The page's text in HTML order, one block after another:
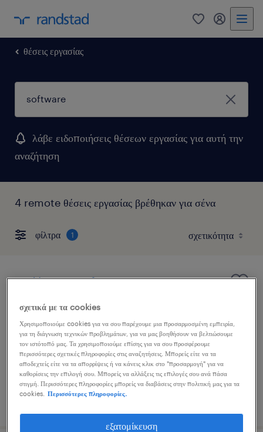
0 my
θέσεις εργασίας
λάβε ειδοποιήσεις θέσεων εργασίας για αυτή την
αναζήτηση
4 remote θέσεις εργασίας βρέθηκαν για σένα
φίλτρα 1
mid/senior software engineer
athens, attica
μόνιμη
δημοσιεύτηκε 6 ιουλίου 2026
σχετικά με τα cookies
Χρησιμοποιούμε cookies για να σου παρέχουμε μια προσαρμοσμένη εμπειρία,
για τη διάγνωση τεχνικών προβλημάτων, για να μας βοηθήσουν να βελτιώσουμε
τον ιστότοπό μας. Τα χρησιμοποιούμε επίσης για να σου προσφέρουμε
περισσότερες σχετικές πληροφορίες στις αναζητήσεις. Μπορείς είτε να τα
αποδεχτείς είτε να τα απορρίψεις ή να κάνεις κλικ στο "προσαρμογή" για να
καθορίσεις την επιλογή σου. Μπορείς να αλλάξεις τις επιλογές σου ανά πάσα
στιγμή. Περισσότερες πληροφορίες μπορείς να διαβάσεις στην πολιτική μας για τα
cookies.
Περισσότερες πληροφορίες.
εξατομίκευση